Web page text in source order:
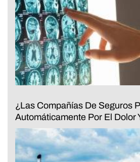
¿Las Compañías De Seguros
Automáticamente Por El Dolor